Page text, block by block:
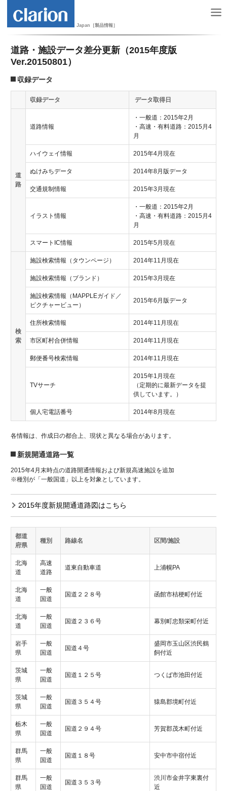
Japan［製品情報］
道路・施設データ差分更新（2015年度版
Ver.20150801）
収録データ
収録データ データ取得日
道
路
道路情報
・一般道：2015年2月
・高速・有料道路：2015月4
月
ハイウェイ情報 2015年4月現在
ぬけみちデータ 2014年8月版データ
交通規制情報 2015年3月現在
イラスト情報
・一般道：2015年2月
・高速・有料道路：2015月4
月
スマートIC情報 2015年5月現在
検
索
施設検索情報（タウンページ） 2014年11月現在
施設検索情報（ブランド） 2015年3月現在
施設検索情報（MAPPLEガイド／
ピクチャービュー）
2015年6月版データ
住所検索情報 2014年11月現在
市区町村合併情報 2014年11月現在
郵便番号検索情報 2014年11月現在
TVサーチ
2015年1月現在
（定期的に最新データを提
供しています。）
個人宅電話番号 2014年8月現在
各情報は、作成日の都合上、現状と異なる場合があります。
新規開通道路一覧
2015年4月末時点の道路開通情報および新規高速施設を追加
※種別が「一般国道」以上を対象としています。
2015年度新規開通道路図はこちら
都道
府県
種別 路線名 区間/施設
北海
道
高速
道路
道東自動車道 上浦幌PA
北海
道
一般
国道
国道２２８号 函館市桔梗町付近
北海
道
一般
国道
国道２３６号 幕別町忠類栄町付近
岩手
県
一般
国道
国道４号
盛岡市玉山区渋民鶴
飼付近
茨城
県
一般
国道
国道１２５号 つくば市池田付近
茨城
県
一般
国道
国道３５４号 猿島郡境町付近
栃木
県
一般
国道
国道２９４号 芳賀郡茂木町付近
群馬
県
一般
国道
国道１８号 安中市中宿付近
群馬
県
一般
国道
国道３５３号
渋川市金井字東裏付
近